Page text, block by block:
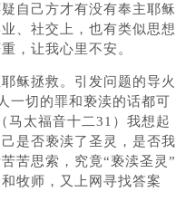
自己方才有没有奉主耶稣
、社交上，也有类似思想
，让我心里不安。
稣拯救。引发问题的导火
一切的罪和亵渎的话都可
马太福音十二31）我想起
是否亵渎了圣灵，是否我
苦思索，究竟“亵渎圣灵”
牧师，又上网寻找答案